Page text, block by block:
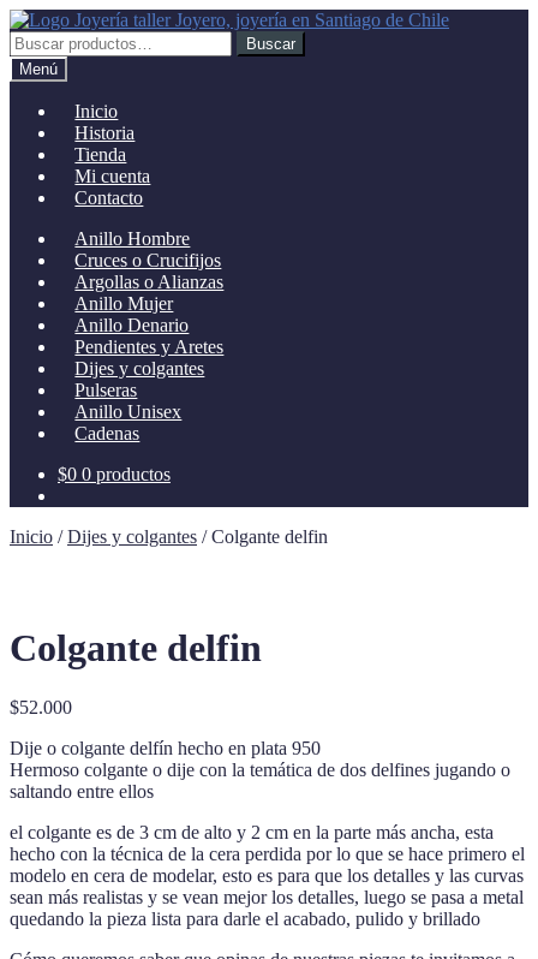
Ir
a
la
navegación
Ir
al
contenido
Buscar
por:
Buscar
Menú
Inicio
Historia
Tienda
Mi cuenta
Contacto
Anillo Hombre
Cruces o Crucifijos
Argollas o Alianzas
Anillo Mujer
Anillo Denario
Pendientes y Aretes
Dijes y colgantes
Pulseras
Anillo Unisex
Cadenas
$0 0 productos
Inicio /Dijes y colgantes /Colgante delfin
Colgante delfin
$52.000
Dije o colgante delfín hecho en plata 950
Hermoso colgante o dije con la temática de dos delfines jugando o
saltando entre ellos
el colgante es de 3 cm de alto y 2 cm en la parte más ancha, esta
hecho con la técnica de la cera perdida por lo que se hace primero el
modelo en cera de modelar, esto es para que los detalles y las curvas
sean más realistas y se vean mejor los detalles, luego se pasa a metal
quedando la pieza lista para darle el acabado, pulido y brillado